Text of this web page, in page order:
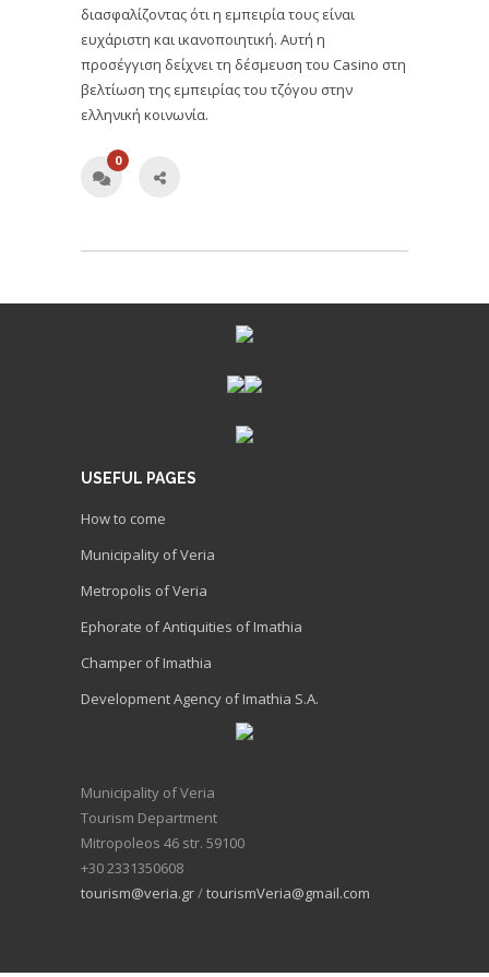
διασφαλίζοντας ότι η εμπειρία τους είναι
ευχάριστη και ικανοποιητική. Αυτή η
προσέγγιση δείχνει τη δέσμευση του Casino στη
βελτίωση της εμπειρίας του τζόγου στην
ελληνική κοινωνία.
0
USEFUL PAGES
How to come
Municipality of Veria
Metropolis of Veria
Ephorate of Antiquities of Imathia
Champer of Imathia
Development Agency of Imathia S.A.
Municipality of Veria
Tourism Department
Mitropoleos 46 str. 59100
+30 2331350608
tourism@veria.gr/tourismVeria@gmail.com